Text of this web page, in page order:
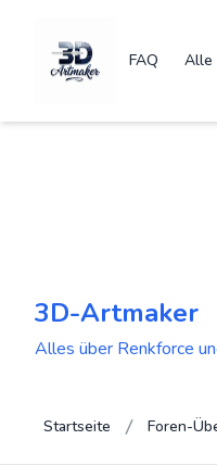
FAQ Alle
3D-Artmaker
Alles über Renkforce
Startseite Foren-